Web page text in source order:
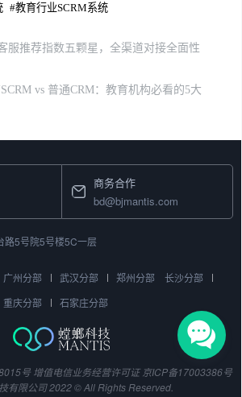
#教育行业SCRM系统
服推荐指数五颗星，全渠道对接全面性
vs 普通CRM：教育机构必看的5大
商务合作
bd@bjmantis.com
路5号院5号楼5C一层
广州分部 武汉分部 郑州分部
长沙分部
重庆分部 石家庄分部
号 增值电信业务经营许可证 京ICP备17003386号
有限公司 2022 © All Rights Reserved.